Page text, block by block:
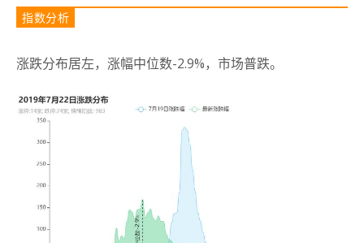
指数分析
涨跌分布居左，涨幅中位数-2.9%，市场普跌。